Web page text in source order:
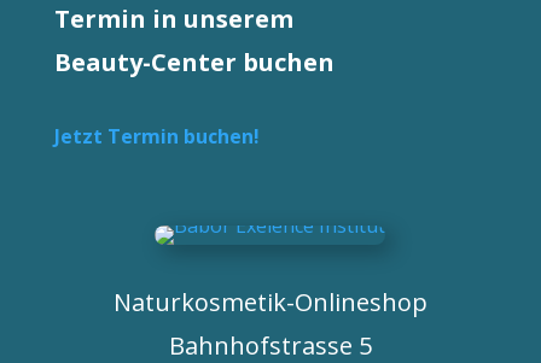
Termin in unserem
Beauty-Center buchen
Jetzt Termin buchen!
Naturkosmetik-Onlineshop
Bahnhofstrasse 5